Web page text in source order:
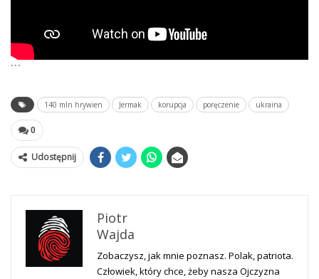
```
140 mln hrywien Jermak korupcja poręczenie ukraina
0
Udostępnij
Piotr
Wajda
Zobaczysz, jak mnie poznasz. Polak, patriota.
Człowiek, który chce, żeby nasza Ojczyzna